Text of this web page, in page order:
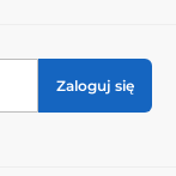
Zaloguj się